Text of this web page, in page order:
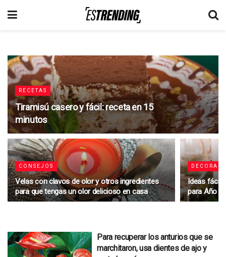
RECETAS
Tiramisú casero y fácil: receta en 15
minutos
CONSEJOS
Velas con clavos de olor y otros ingredientes
para que tengas un olor delicioso en casa
Ideas
para Año
Para recuperar los anturios que se
marchitaron, usa dientes de ajo y